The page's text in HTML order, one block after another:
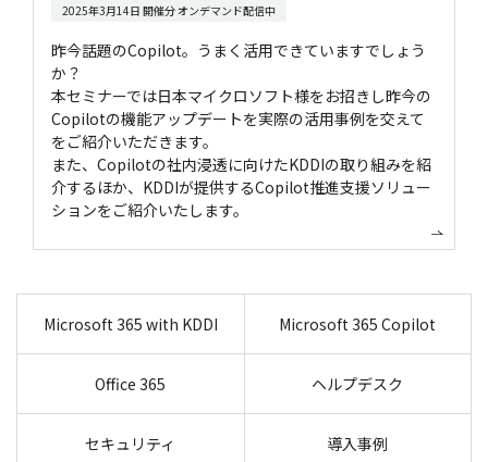
2025年3月14日 開催分 オンデマンド配信中
昨今話題のCopilot。うまく活用できていますでしょう
か？
本セミナーでは日本マイクロソフト様をお招きし昨今の
Copilotの機能アップデートを実際の活用事例を交えて
をご紹介いただきます。
また、Copilotの社内浸透に向けたKDDIの取り組みを紹
介するほか、KDDIが提供するCopilot推進支援ソリュー
ションをご紹介いたします。
Microsoft 365 with KDDI Microsoft 365 Copilot
Office 365 ヘルプデスク
セキュリティ 導入事例